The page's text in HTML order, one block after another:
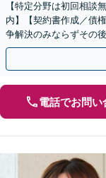
【特定分野は初回相談
内】【契約書作成／債
争解決のみならずその
動産／製造業、多様な
電話でお問い